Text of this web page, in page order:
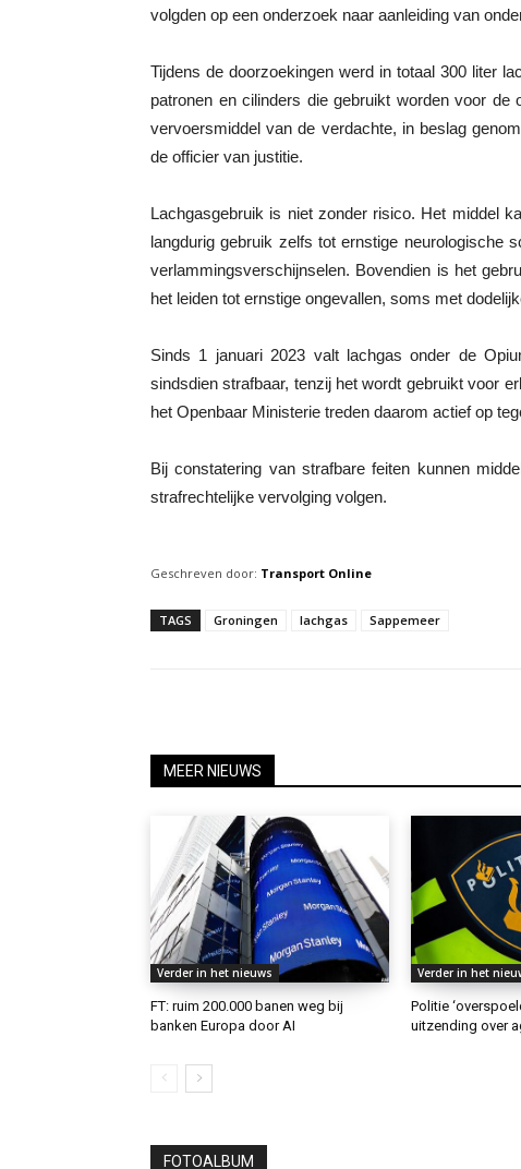
volgden op een onderzoek naar aanleiding van
Tijdens de doorzoekingen werd in totaal 300 liter
patronen en cilinders die gebruikt worden voor
vervoersmiddel van de verdachte, in beslag
de officier van justitie.
Lachgasgebruik is niet zonder risico. Het middel
langdurig gebruik zelfs tot ernstige neurologische
verlammingsverschijnselen. Bovendien is het
het leiden tot ernstige ongevallen, soms met
Sinds 1 januari 2023 valt lachgas onder de
sindsdien strafbaar, tenzij het wordt gebruikt voor
het Openbaar Ministerie treden daarom actief op
Bij constatering van strafbare feiten kunnen
strafrechtelijke vervolging volgen.
Geschreven door: Transport Online
TAGS Groningen lachgas Sappemeer
MEER NIEUWS
Verder in het nieuws
FT: ruim 200.000 banen weg bij
banken Europa door AI
Verder in het
Politie
uitzending over
FOTOALBUM